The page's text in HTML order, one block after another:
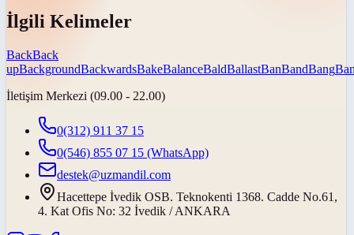
İlgili Kelimeler
BackBack
upBackgroundBackwardsBakeBalanceBaldBallastBanBandBang
İletişim Merkezi (09.00 - 22.00)
0(312) 911 37 15
0(546) 855 07 15 (WhatsApp)
destek@uzmandil.com
Hacettepe İvedik OSB. Teknokenti 1368. Cadde No.61,
4. Kat Ofis No: 32 İvedik / ANKARA